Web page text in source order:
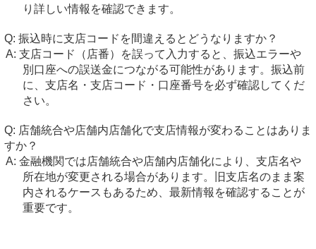
り詳しい情報を確認できます。
振込時に支店コードを間違えるとどうなりますか？
支店コード（店番）を誤って入力すると、振込エラーや
別口座への誤送金につながる可能性があります。振込前
に、支店名・支店コード・口座番号を必ず確認してくだ
さい。
店舗統合や店舗内店舗化で支店情報が変わることはありま
すか？
金融機関では店舗統合や店舗内店舗化により、支店名や
所在地が変更される場合があります。旧支店名のまま案
内されるケースもあるため、最新情報を確認することが
重要です。